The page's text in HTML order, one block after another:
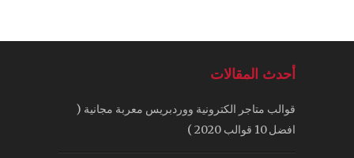
أحدث المقالات
قوالب متاجر الكترونية ووردبريس معربة مجانية (
افضل 10 قوالب 2020 )